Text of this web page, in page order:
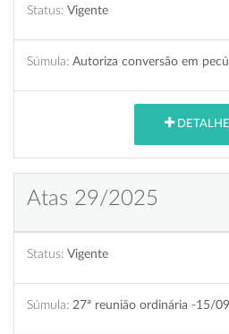
Status: Vigente
Súmula: Autoriza conversão em
Atas 29/2025
Status: Vigente
Súmula: 27ª reunião ordinária -15/